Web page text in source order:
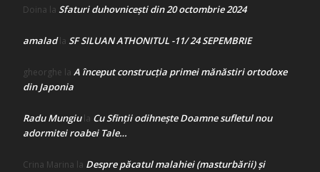
Doina la Sfaturi duhovnicești din 20 octombrie 2024
amaladla SF SILUAN ATHONITUL -11/ 24 SEPEMBRIE
gheorghe la A început construcţia primei mănăstiri ortodoxe
din Japonia
Radu Mungiula Cu Sfinții odihnește Doamne sufletul nou
adormitei roabei Tale…
Crina Marina la Despre păcatul malahiei (masturbării) şi